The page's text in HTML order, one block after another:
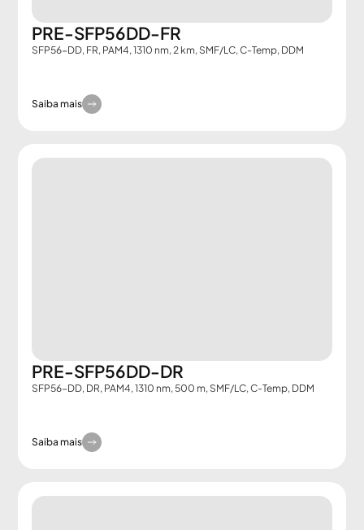
PRE-SFP56DD-FR
SFP56-DD, FR, PAM4, 1310 nm, 2 km, SMF/LC, C-Temp, DDM
Saiba mais
PRE-SFP56DD-DR
SFP56-DD, DR, PAM4, 1310 nm, 500 m, SMF/LC, C-Temp, DDM
Saiba mais